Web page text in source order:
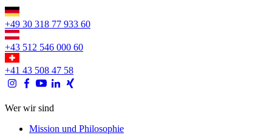
+49 30 318 77 933 60
+43 512 546 000 60
+41 43 508 47 58
Wer wir sind
Mission und Philosophie